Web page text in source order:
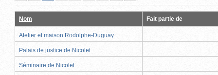
pageprécédente
actuelle)
suivante
page
Nom Fait partie de
Atelier et maison Rodolphe-Duguay
Palais de justice de Nicolet
Séminaire de Nicolet